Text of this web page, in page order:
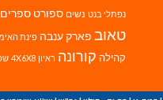
נפתלי בנט נשים ספורט ספרים
טאוב פארק ענבה פינת
קהילה קורונה ראיון 4X6X8